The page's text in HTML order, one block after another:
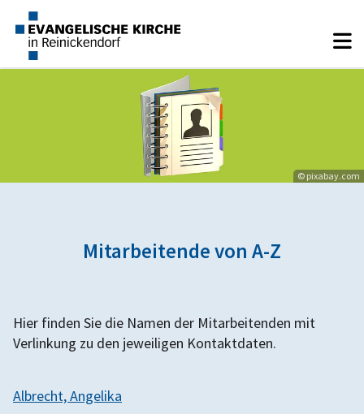
© pixabay.com
Mitarbeitende von A-Z
Hier finden Sie die Namen der Mitarbeitenden mit
Verlinkung zu den jeweiligen Kontaktdaten.
Albrecht, Angelika